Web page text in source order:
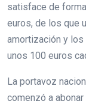
satisface de
euros, de los que
amortización y los
unos 100 euros
La portavoz
comenzó a